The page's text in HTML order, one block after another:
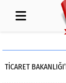
TİCARET